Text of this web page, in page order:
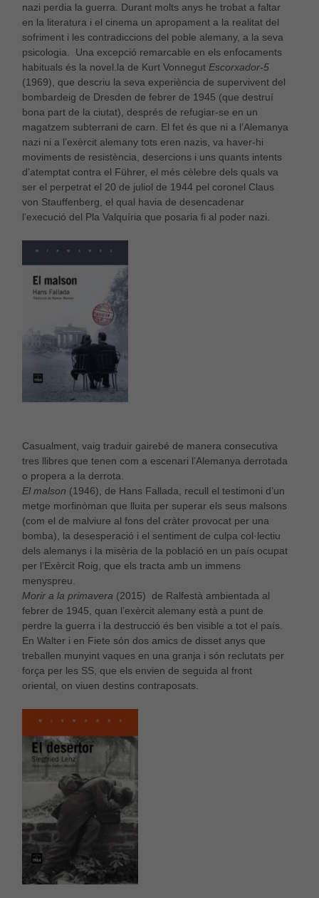
nazi perdia la guerra. Durant molts anys he trobat a faltar
en la literatura i el cinema un apropament a la realitat del
sofriment i les contradiccions del poble alemany, a la seva
psicologia. Una excepció remarcable en els enfocaments
habituals és la novel.la de Kurt Vonnegut Escorxador-5
(1969), que descriu la seva experiència de supervivent del
bombardeig de Dresden de febrer de 1945 (que destruí
bona part de la ciutat), després de refugiar-se en un
magatzem subterrani de carn. El fet és que ni a l’Alemanya
nazi ni a l’exèrcit alemany tots eren nazis, va haver-hi
moviments de resistència, desercions i uns quants intents
d’atemptat contra el Führer, el més cèlebre dels quals va
ser el perpetrat el 20 de juliol de 1944 pel coronel Claus
von Stauffenberg, el qual havia de desencadenar
l’execució del Pla Valquíria que posaria fi al poder nazi.
Casualment, vaig traduir gairebé de manera consecutiva
tres llibres que tenen com a escenari l’Alemanya derrotada
o propera a la derrota.
El malson (1946), de Hans Fallada, recull el testimoni d’un
metge morfinòman que lluita per superar els seus malsons
(com el de malviure al fons del cràter provocat per una
bomba), la desesperació i el sentiment de culpa col·lectiu
dels alemanys i la misèria de la població en un país ocupat
per l’Exèrcit Roig, que els tracta amb un immens
menyspreu.
Morir a la primavera (2015) de Ralfestà ambientada al
febrer de 1945, quan l’exèrcit alemany està a punt de
perdre la guerra i la destrucció és ben visible a tot el país.
En Walter i en Fiete són dos amics de disset anys que
treballen munyint vaques en una granja i són reclutats per
força per les SS, que els envien de seguida al front
oriental, on viuen destins contraposats.